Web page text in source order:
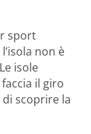
sport
non è
isole
il giro
scoprire la